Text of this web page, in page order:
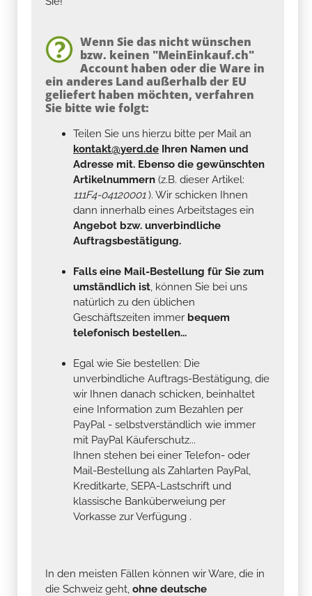
Wenn Sie das nicht wünschen
bzw. keinen "MeinEinkauf.ch"
Account haben oder die Ware in
ein anderes Land außerhalb der EU
geliefert haben möchten, verfahren
Sie bitte wie folgt:
Teilen Sie uns hierzu bitte per Mail an
kontakt@yerd.de Ihren Namen und
Adresse mit. Ebenso die gewünschten
Artikelnummern (z.B. dieser Artikel:
111F4-04120001). Wir schicken Ihnen
dann innerhalb eines Arbeitstages ein
Angebot bzw. unverbindliche
Auftragsbestätigung.
Falls eine Mail-Bestellung für Sie zum
umständlich ist, können Sie bei uns
natürlich zu den üblichen
Geschäftszeiten immer bequem
telefonisch bestellen...
Egal wie Sie bestellen: Die
unverbindliche Auftrags-Bestätigung, die
wir Ihnen danach schicken, beinhaltet
eine Information zum Bezahlen per
PayPal - selbstverständlich wie immer
mit PayPal Käuferschutz...
Ihnen stehen bei einer Telefon- oder
Mail-Bestellung als Zahlarten PayPal,
Kreditkarte, SEPA-Lastschrift und
klassische Banküberweiung per
Vorkasse zur Verfügung .
In den meisten Fällen können wir Ware, die in
die Schweiz geht, ohne deutsche